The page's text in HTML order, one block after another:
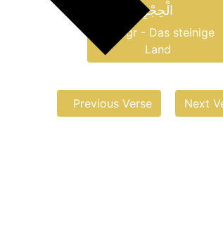
الْحِجْرِ
al-Ḥiǧr - Das steinige
Land
Previous Verse Next